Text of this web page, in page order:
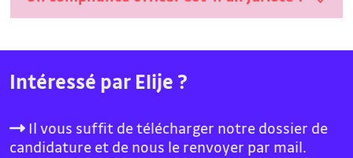
Intéressé par Elije ?
Il vous suffit de télécharger notre dossier de
candidature et de nous le renvoyer par mail.